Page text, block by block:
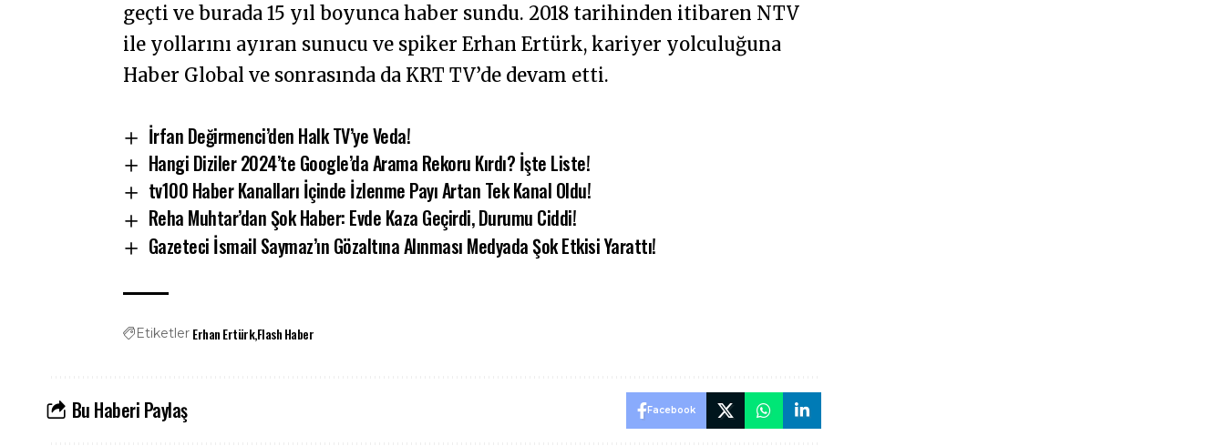
geçti ve burada 15 yıl boyunca haber sundu. 2018 tarihinden itibaren NTV
ile yollarını ayıran sunucu ve spiker Erhan Ertürk, kariyer yolculuğuna
Haber Global ve sonrasında da KRT TV’de devam etti.
İrfan Değirmenci’den Halk TV’ye Veda!
Hangi Diziler 2024’te Google’da Arama Rekoru Kırdı? İşte Liste!
tv100 Haber Kanalları İçinde İzlenme Payı Artan Tek Kanal Oldu!
Reha Muhtar’dan Şok Haber: Evde Kaza Geçirdi, Durumu Ciddi!
Gazeteci İsmail Saymaz’ın Gözaltına Alınması Medyada Şok Etkisi Yarattı!
Etiketler Erhan ErtürkFlash Haber
Bu Haberi Paylaş Facebook